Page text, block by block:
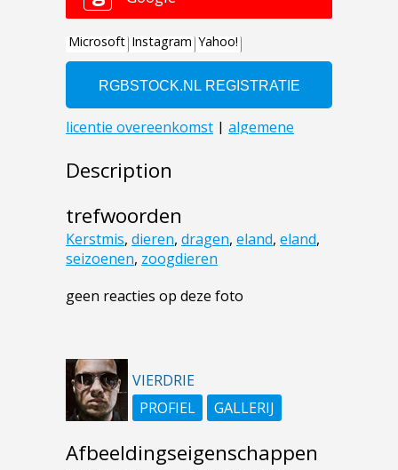
Description
trefwoorden
Kerstmis, dieren, dragen, eland, eland,
seizoenen, zoogdieren
geen reacties op deze foto
VIERDRIE
PROFIEL
GALLERIJ
Afbeeldingseigenschappen